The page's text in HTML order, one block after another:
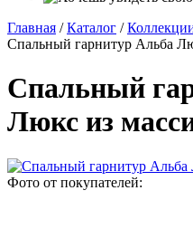
Главная / Каталог /
Спальный гарнитур Альба
Спальный
Люкс из
Фото от покупателей: